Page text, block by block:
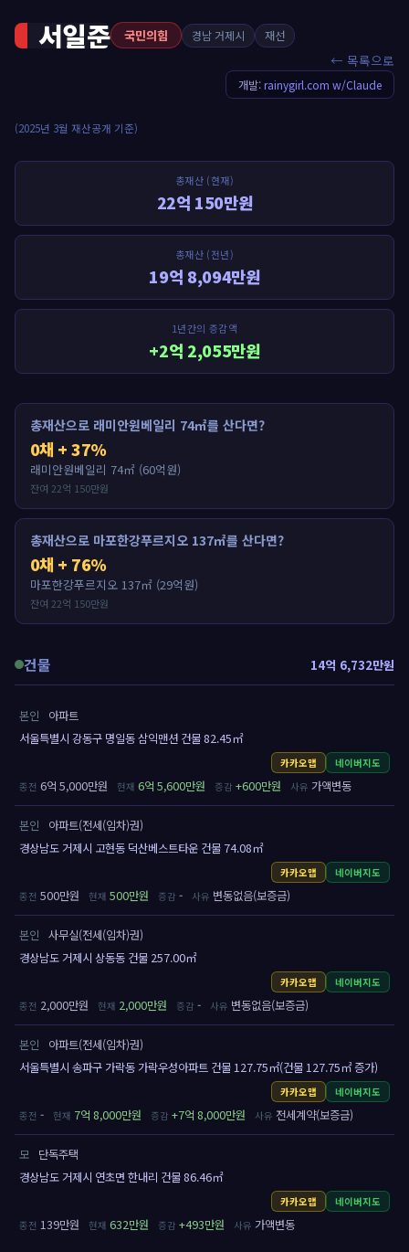
서일준 국민의힘 경남 거제시 재선
← 목록으로
개발:rainygirl.com w/Claude
(2025년 3월 재산공개 기준)
총재산 (현재)
22억 150만원
총재산 (전년)
19억 8,094만원
1년간의 증감액
+2억 2,055만원
총재산으로 래미안원베일리 74㎡를 산다면?
0채 + 37%
래미안원베일리 74㎡ (60억원)
잔여 22억 150만원
총재산으로 마포한강푸르지오 137㎡를 산다면?
0채 + 76%
마포한강푸르지오 137㎡ (29억원)
잔여 22억 150만원
건물 14억 6,732만원
본인
아파트
서울특별시 강동구 명일동 삼익맨션 건물 82.45㎡
카카오맵 네이버지도
6억 5,000만원 6억 5,600만원 +600만원 가액변동
본인
아파트(전세(임차)권)
경상남도 거제시 고현동 덕산베스트타운 건물 74.08㎡
카카오맵 네이버지도
500만원 500만원 - 변동없음(보증금)
본인
사무실(전세(임차)권)
경상남도 거제시 상동동 건물 257.00㎡
카카오맵 네이버지도
2,000만원 2,000만원 - 변동없음(보증금)
본인
아파트(전세(임차)권)
서울특별시 송파구 가락동 가락우성아파트 건물 127.75㎡(건물 127.75㎡ 증가)
카카오맵 네이버지도
- 7억 8,000만원 +7억 8,000만원 전세계약(보증금)
모
단독주택
경상남도 거제시 연초면 한내리 건물 86.46㎡
카카오맵 네이버지도
139만원 632만원 +493만원 가액변동